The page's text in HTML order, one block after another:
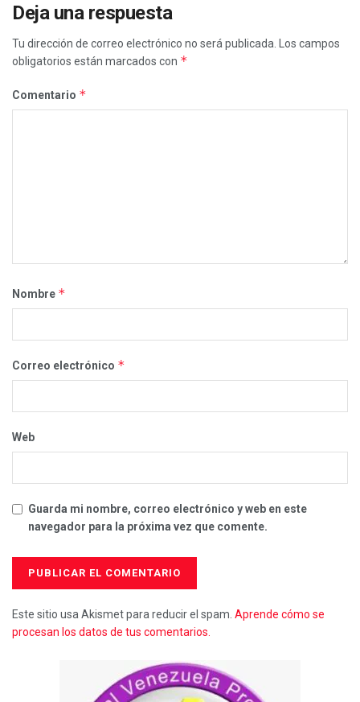
Deja una respuesta
Tu dirección de correo electrónico no será publicada.
Los campos
obligatorios están marcados con *
Comentario *
Nombre *
Correo electrónico *
Web
Guarda mi nombre, correo electrónico y web en este
navegador para la próxima vez que comente.
Este sitio usa Akismet para reducir el spam. Aprende cómo se
procesan los datos de tus comentarios.